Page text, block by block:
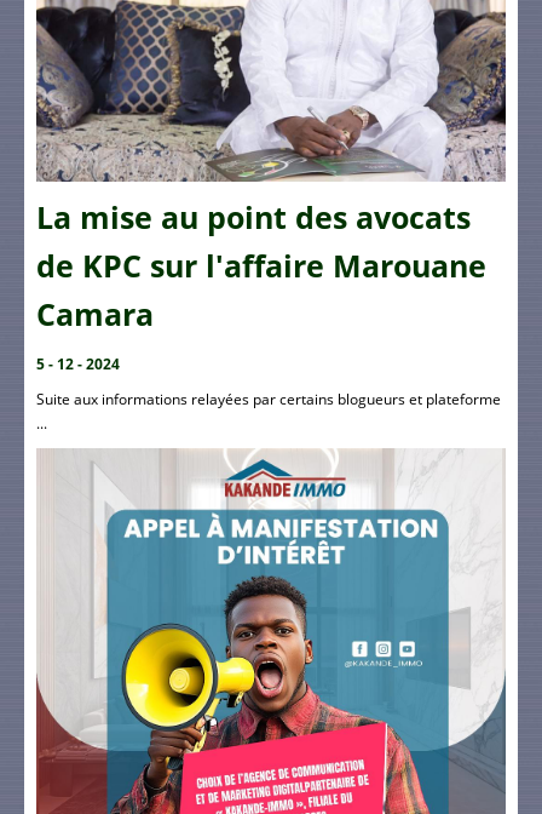
La mise au point des avocats
de KPC sur l'affaire Marouane
Camara
5 - 12 - 2024
Suite aux informations relayées par certains blogueurs et plateforme
...